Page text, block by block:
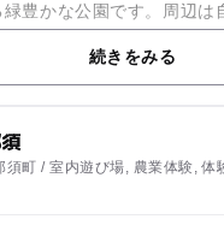
豊かな公園です。周辺は
場や民間牧場とも隣接し、
続きをみる
須町 / 室内遊び場, 農業体験, 体